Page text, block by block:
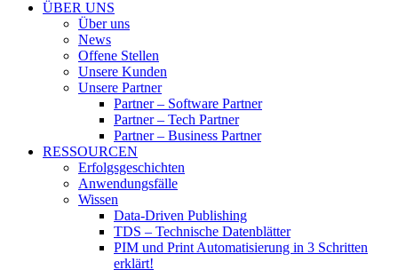
ÜBER UNS
Über uns
News
Offene Stellen
Unsere Kunden
Unsere Partner
Partner – Software Partner
Partner – Tech Partner
Partner – Business Partner
RESSOURCEN
Erfolgsgeschichten
Anwendungsfälle
Wissen
Data-Driven Publishing
TDS – Technische Datenblätter
PIM und Print Automatisierung in 3 Schritten
erklärt!